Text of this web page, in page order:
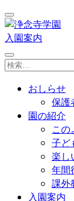
コ
ン
テ
ン
ツ
浄念寺学園
日南市飫肥今町
入園案内
検
おしらせ
保護
園の紹介
この
子ど
楽し
年間
課外
入園案内